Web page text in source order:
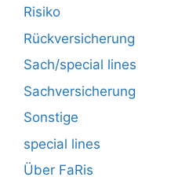
Risiko
Rückversicherung
Sach/special lines
Sachversicherung
Sonstige
special lines
Über FaRis